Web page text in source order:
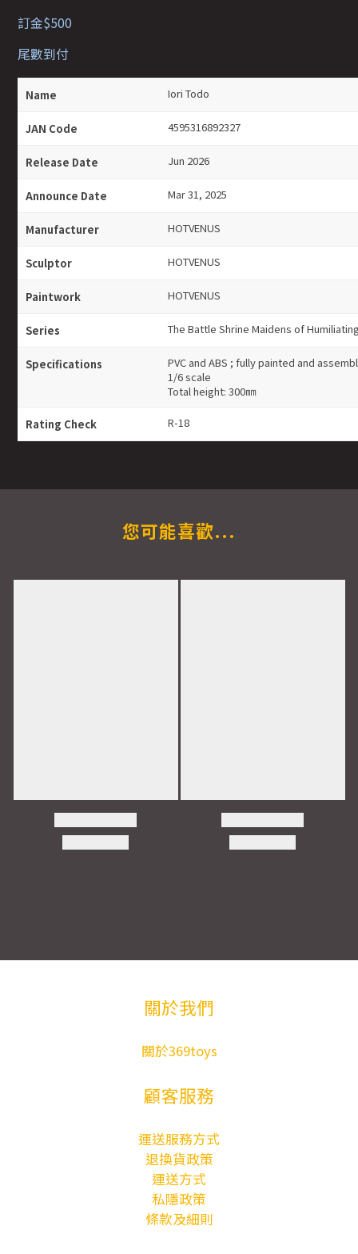
訂金$500
尾數到付
Name Iori Todo
JAN Code 4595316892327
Release Date Jun 2026
Announce Date Mar 31, 2025
Manufacturer HOTVENUS
Sculptor HOTVENUS
Paintwork HOTVENUS
Series The Battle Shrine Maidens of
Specifications
PVC and ABS ; fully painted and
1/6 scale
Total height: 300㎜
Rating Check R-18
您可能喜歡...
關於我們
關於369toys
顧客服務
運送服務方式
退換貨政策
運送方式
私隱政策
條款及細則